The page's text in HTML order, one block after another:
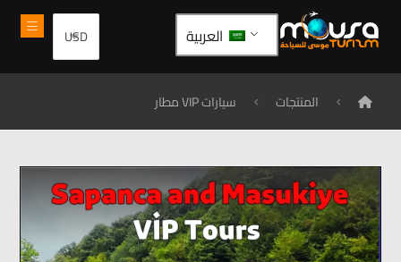
العربية
المنتجات سيارات VIP مطار